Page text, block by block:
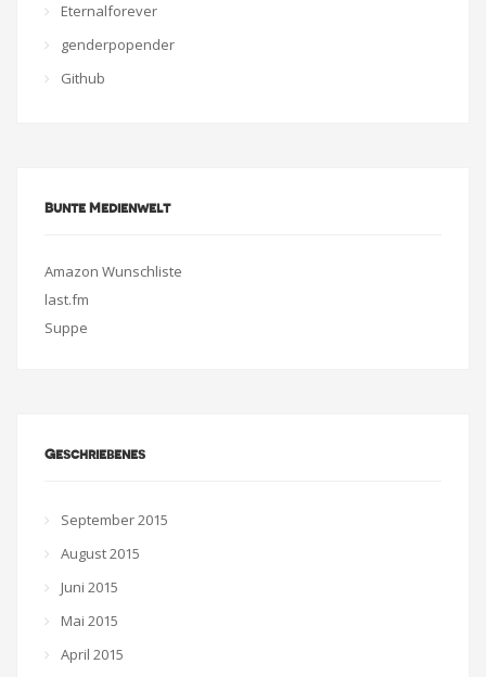
Eternalforever
genderpopender
Github
Bunte Medienwelt
Amazon Wunschliste
last.fm
Suppe
Geschriebenes
September 2015
August 2015
Juni 2015
Mai 2015
April 2015